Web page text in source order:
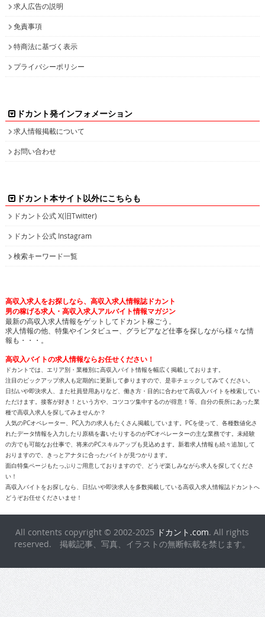
求人広告の説明
免責事項
特商法に基づく表示
プライバシーポリシー
ドカント発インフォメーション
求人情報掲載について
お問い合わせ
ドカント本サイト以外にこちらも
ドカント公式 X(旧Twitter)
ドカント公式 Instagram
検索キーワード一覧
高収入求人をお探しなら、高収入求人情報誌ドカント
男の稼げる求人・高収入求人アルバイト情報マガジン
最新の高収入求人情報をゲットしてドカント稼ごう。
求人情報の他、特集やインタビュー、グラビアなど仕事を探しながら様々な情
報も・・・。
高収入バイトの求人情報ならお任せください！
ドカントでは、エリア別・業種別に高収入バイト情報を幅広く掲載しております。
注目のピックアップ求人も定期的に更新して参りますので、是非チェックしてみてください。
日払いや即決求人、また社員登用ありなど、働き方・目的に合わせて高収入バイトを検索してい
ただけます。接客が好き！という方や、コツコツ集中するのが得意！等、自分の長所にあった業
種で高収入求人を探してみませんか？
人気のPCオペレーター、PC入力の求人もたくさん掲載しています。PCを使って、各種数値化さ
れたデータ情報を入力したり原稿を書いたりするのがPCオペレーターの主な業務です。未経験
の方でも可能なお仕事で、将来のPCスキルアップも見込めます。新着求人情報も続々追加して
おりますので、きっとアナタに合ったバイトが見つかります。
面白特集ページもたっぷりご用意しておりますので、どうぞ楽しみながら求人を探してくださ
い！
高収入バイトをお探しなら、日払いや即決求人を多数掲載している高収入求人情報誌ドカントへ
どうぞお任せくださいませ！
All contents copyright © 2002-2025 ドカント.com. All rights
reserved. 掲載記事、写真、イラストの無断転載を禁じます。